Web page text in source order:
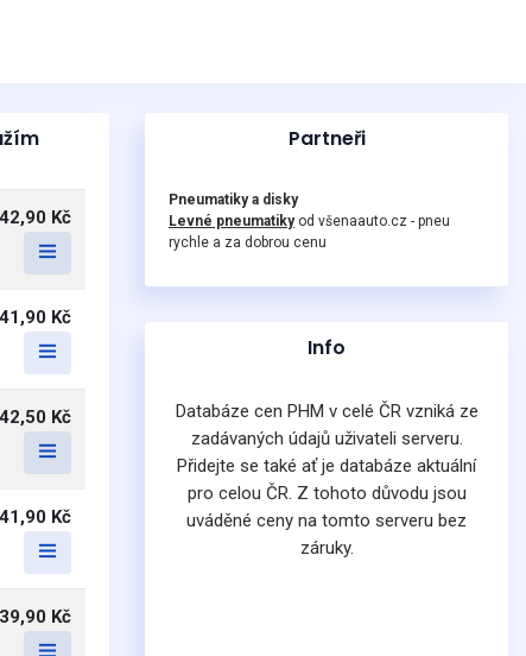
42,90 Kč
41,90 Kč
42,50 Kč
41,90 Kč
39,90 Kč
Partneři
Pneumatiky a disky
Levné pneumatikyod všenaauto.cz - pneu
rychle a za dobrou cenu
Info
Databáze cen PHM v celé ČR vzniká ze
zadávaných údajů uživateli serveru.
Přidejte se také ať je databáze aktuální
pro celou ČR. Z tohoto důvodu jsou
uváděné ceny na tomto serveru bez
záruky.